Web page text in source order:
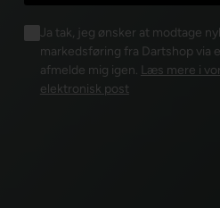
Ja tak, jeg ønsker at modtage
markedsføring fra Dartshop via
afmelde mig igen. Læs mere i
elektronisk post